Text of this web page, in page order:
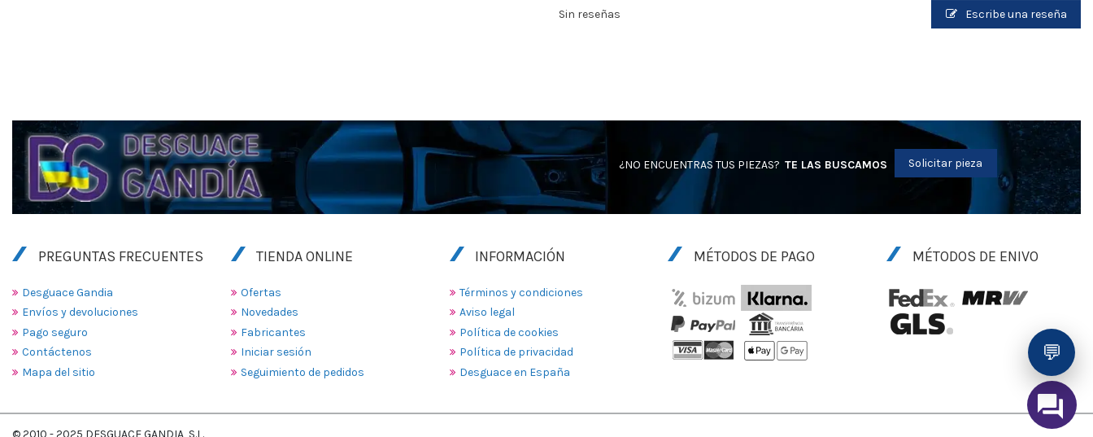
Sin reseñas Escribe una reseña
¿NO ENCUENTRAS TUS PIEZAS? TE LAS BUSCAMOS Solicitar pieza
PREGUNTAS FRECUENTES
Desguace Gandia
Envíos y devoluciones
Pago seguro
Contáctenos
Mapa del sitio
TIENDA ONLINE
Ofertas
Novedades
Fabricantes
Iniciar sesión
Seguimiento de pedidos
INFORMACIÓN
Términos y condiciones
Aviso legal
Política de cookies
Política de privacidad
Desguace en España
MÉTODOS DE PAGO MÉTODOS DE ENIVO
💬
© 2010 - 2025 DESGUACE GANDIA, S.L.